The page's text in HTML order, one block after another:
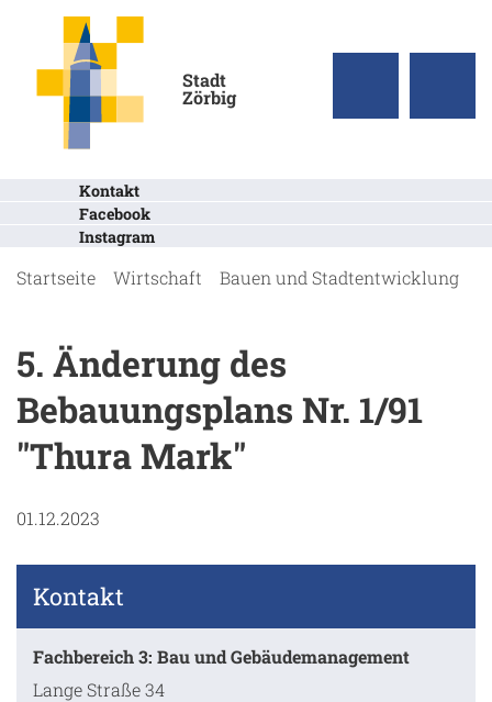
Stadt
Zörbig
Kontakt
Facebook
Instagram
Startseite Wirtschaft Bauen und Stadtentwicklung
5. Änderung des
Bebauungsplans Nr. 1/91
"Thura Mark"
01.12.2023
Kontakt
Fachbereich 3: Bau und Gebäudemanagement
Lange Straße 34